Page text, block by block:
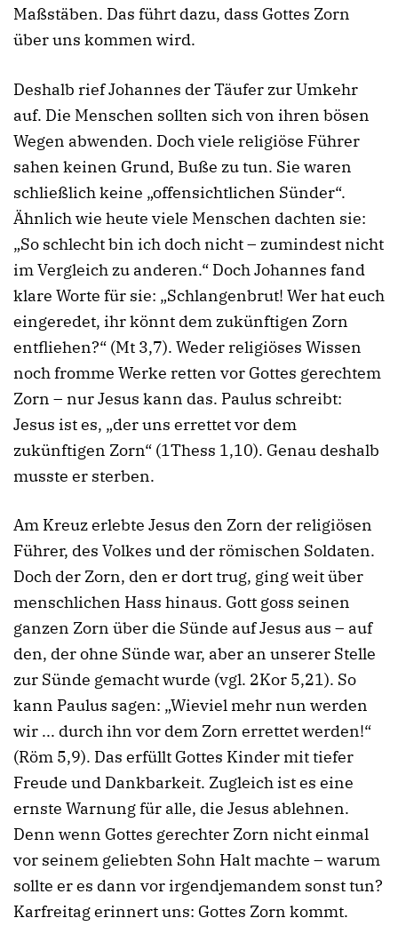
Maßstäben. Das führt dazu, dass Gottes Zorn
über uns kommen wird.
Deshalb rief Johannes der Täufer zur Umkehr
auf. Die Menschen sollten sich von ihren bösen
Wegen abwenden. Doch viele religiöse Führer
sahen keinen Grund, Buße zu tun. Sie waren
schließlich keine „offensichtlichen Sünder“.
Ähnlich wie heute viele Menschen dachten sie:
„So schlecht bin ich doch nicht – zumindest nicht
im Vergleich zu anderen.“ Doch Johannes fand
klare Worte für sie: „Schlangenbrut! Wer hat euch
eingeredet, ihr könnt dem zukünftigen Zorn
entfliehen?“ (Mt 3,7). Weder religiöses Wissen
noch fromme Werke retten vor Gottes gerechtem
Zorn – nur Jesus kann das. Paulus schreibt:
Jesus ist es, „der uns errettet vor dem
zukünftigen Zorn“ (1Thess 1,10). Genau deshalb
musste er sterben.
Am Kreuz erlebte Jesus den Zorn der religiösen
Führer, des Volkes und der römischen Soldaten.
Doch der Zorn, den er dort trug, ging weit über
menschlichen Hass hinaus. Gott goss seinen
ganzen Zorn über die Sünde auf Jesus aus – auf
den, der ohne Sünde war, aber an unserer Stelle
zur Sünde gemacht wurde (vgl. 2Kor 5,21). So
kann Paulus sagen: „Wieviel mehr nun werden
wir ... durch ihn vor dem Zorn errettet werden!“
(Röm 5,9). Das erfüllt Gottes Kinder mit tiefer
Freude und Dankbarkeit. Zugleich ist es eine
ernste Warnung für alle, die Jesus ablehnen.
Denn wenn Gottes gerechter Zorn nicht einmal
vor seinem geliebten Sohn Halt machte – warum
sollte er es dann vor irgendjemandem sonst tun?
Karfreitag erinnert uns: Gottes Zorn kommt.